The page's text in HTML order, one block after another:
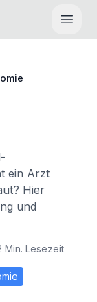
ein Arzt
Hier
und
Min. Lesezeit